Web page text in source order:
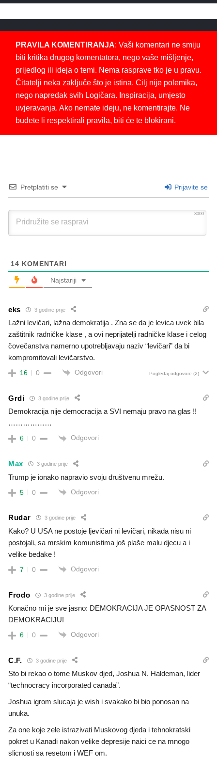
PRAVILA KOMENTIRANJA: Vaši komentari ne smiju
biti kritika drugog komentatora, nego vaše mišljenje,
prijedlog ili ideja o temi. Nema rasprave tko je u pravu.
Čitatelji neka zaključe što je istina. Cilj nije polemika,
nego napredak svih Logičara. Inspiracija, umjesto
uvjeravanja. Ako nemate ideju, ne komentirajte. Ne
budete li respektirali pravila, biti će te blokirani.
Pretplatiti se Prijavite se
3000
14 KOMENTARI
Najstariji
eks 3 godine prije
Lažni levičari, lažna demokratija . Zna se da je levica uvek bila
zaštitnik radničke klase , a ovi neprijatelji radničke klase i celog
čovečanstva namerno upotrebljavaju naziv “levičari” da bi
kompromitovali levičarstvo.
16 0 Odgovori Pogledaj odgovore (2)
Grdi 3 godine prije
Demokracija nije democracija a SVI nemaju pravo na glas !!
………………
6 0 Odgovori
Max 3 godine prije
Trump je ionako napravio svoju društvenu mrežu.
5 0 Odgovori
Rudar 3 godine prije
Kako? U USA ne postoje ljevičari ni levičari, nikada nisu ni
postojali, sa mrskim komunistima još plaše malu djecu a i
velike bedake !
7 0 Odgovori
Frodo 3 godine prije
Konačno mi je sve jasno: DEMOKRACIJA JE OPASNOST ZA
DEMOKRACIJU!
6 0 Odgovori
C.F. 3 godine prije
Sto bi rekao o tome Muskov djed, Joshua N. Haldeman, lider
“technocracy incorporated canada”.
Joshua igrom slucaja je wish i svakako bi bio ponosan na
unuka.
Za one koje zele istrazivati Muskovog djeda i tehnokratski
pokret u Kanadi nakon velike depresije naici ce na mnogo
slicnosti sa resetom i WEF om.